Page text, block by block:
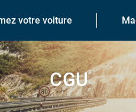
votre voiture
CGU